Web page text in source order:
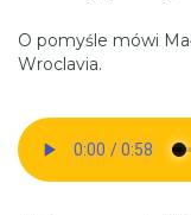
O pomyśle mówi
Wroclavia.